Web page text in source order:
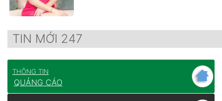
TIN MỚI 247
THÔNG TIN
QUẢNG CÁO